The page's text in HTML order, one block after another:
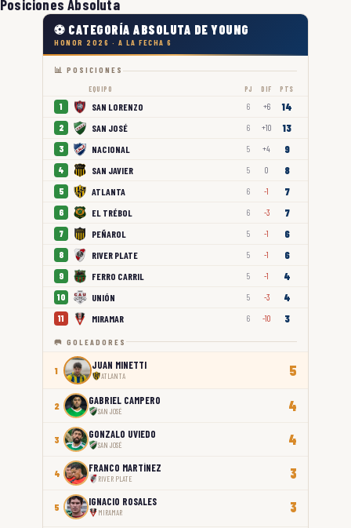
Posiciones Absoluta
⚽ CATEGORÍA ABSOLUTA DE YOUNG
HONOR 2026 · A LA FECHA 6
📊 POSICIONES
EQUIPO PJ DIF PTS
1 SAN LORENZO 6 +6 14
2 SAN JOSÉ 6 +10 13
3 NACIONAL 5 +4 9
4 SAN JAVIER 5 0 8
5 ATLANTA 6 -1 7
6 EL TRÉBOL 6 -3 7
7 PEÑAROL 5 -1 6
8 RIVER PLATE 5 -1 6
9 FERRO CARRIL 5 -1 4
10 UNIÓN 5 -3 4
11 MIRAMAR 6 -10 3
🥅 GOLEADORES
1 JUAN MINETTI
ATLANTA 5
2 GABRIEL CAMPERO
SAN JOSÉ 4
3 GONZALO UVIEDO
SAN JOSÉ 4
4 FRANCO MARTÍNEZ
RIVER PLATE 3
5 IGNACIO ROSALES
MIRAMAR 3